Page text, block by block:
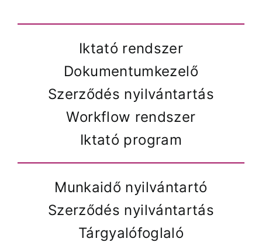
Iktató rendszer
Dokumentumkezelő
Szerződés nyilvántartás
Workflow rendszer
Iktató program
Munkaidő nyilvántartó
Szerződés nyilvántartás
Tárgyalófoglaló